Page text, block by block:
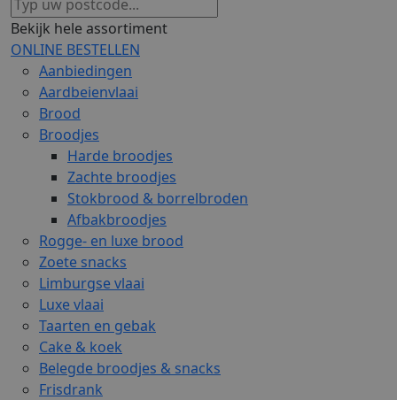
Bekijk hele assortiment
ONLINE BESTELLEN
Aanbiedingen
Aardbeienvlaai
Brood
Broodjes
Harde broodjes
Zachte broodjes
Stokbrood & borrelbroden
Afbakbroodjes
Rogge- en luxe brood
Zoete snacks
Limburgse vlaai
Luxe vlaai
Taarten en gebak
Cake & koek
Belegde broodjes & snacks
Frisdrank